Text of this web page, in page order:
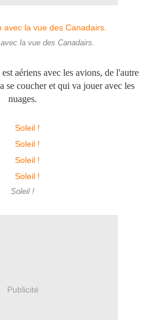
la vue des Canadairs.
aériens avec les avions, de l'autre
se coucher et qui va jouer avec les
nuages.
Soleil !
Publicité